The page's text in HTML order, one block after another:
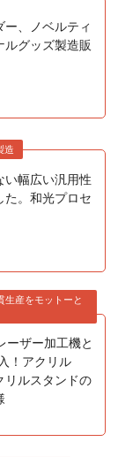
ー、ノベルティ
ルグッズ製造販
造
い幅広い汎用性
た。和光プロセ
生産をモットーと
ーザー加工機と
！アクリル
リルスタンドの